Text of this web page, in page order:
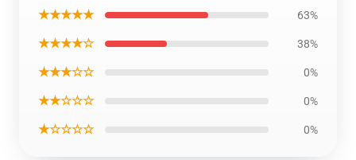
★★★★★ 63%
★★★★☆ 38%
★★★☆☆ 0%
★★☆☆☆ 0%
★☆☆☆☆ 0%